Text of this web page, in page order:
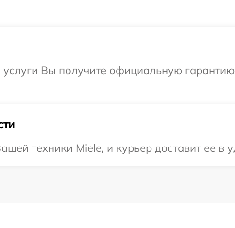
Вы получите официальную гарантию
техники Miele, и курьер доставит ее в